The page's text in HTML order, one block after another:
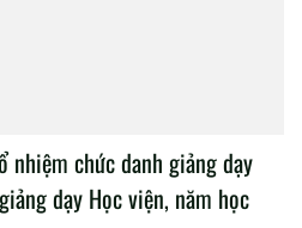
nhiệm chức danh giảng dạy
dạy Học viện, năm học